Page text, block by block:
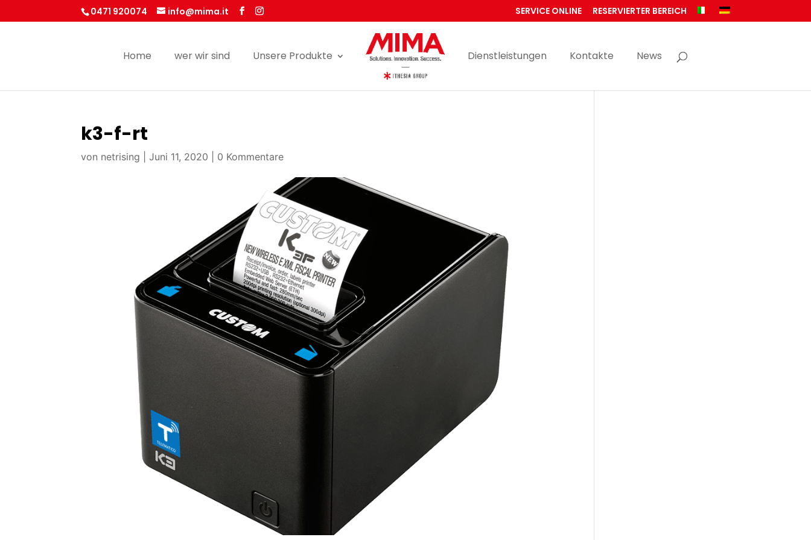
0471 920074 info@mima.it SERVICE ONLINE RESERVIERTER BEREICH
Home wer wir sind Unsere Produkte Dienstleistungen Kontakte News
k3-f-rt
von netrising |Juni 11, 2020 0 Kommentare